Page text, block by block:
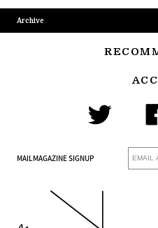
Archive
MAILMAGAZINE SIGNUP